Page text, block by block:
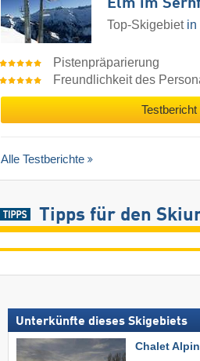
Elm im
Top-Skigebiet in
Pistenpräparierung
Freundlichkeit des
Testbericht
Alle Testberichte
Tipps für den
Unterkünfte dieses Skigebiets
Chalet